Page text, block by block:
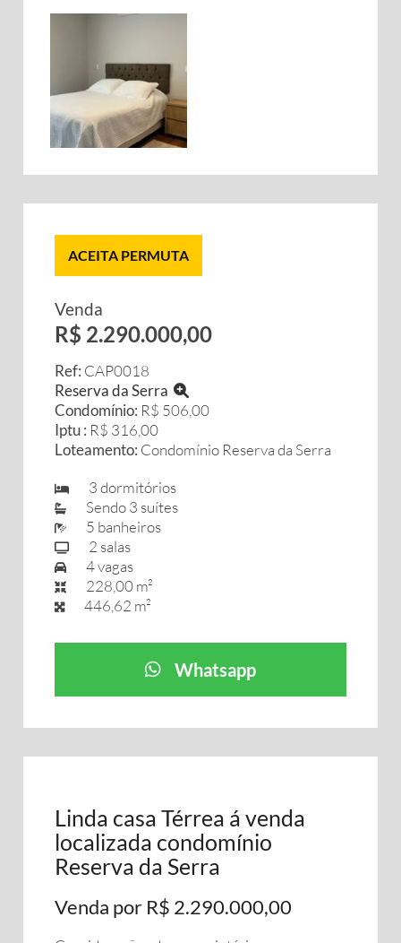
ACEITA PERMUTA
Venda
R$ 2.290.000,00
Ref: CAP0018
Reserva da Serra
Condomínio: R$ 506,00
Iptu : R$ 316,00
Loteamento: Condomínio Reserva da Serra
3 dormitórios
Sendo 3 suítes
5 banheiros
2 salas
4 vagas
228,00 m²
446,62 m²
Whatsapp
Linda casa Térrea á venda
localizada condomínio
Reserva da Serra
Venda por R$ 2.290.000,00